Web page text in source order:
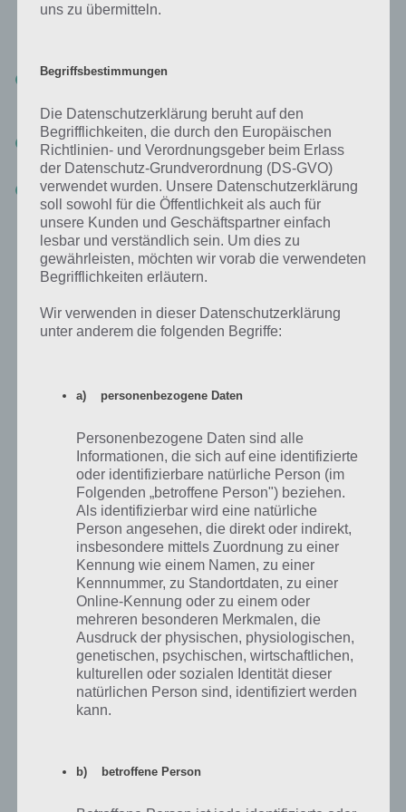
entfernen, sind hierfür Juwelen eine Muss-Investition. Kostet
Dinge beschleunigen: Solltet ihr in der Regel nicht machen, denn
Goldknappheit klagen werdet.
Schriftrollen: Versucht im Angriff ohne diese die feindliche Burg
niederzureißen.
…
Es gibt noch viel mehr Aktivitäten, wofür ihr Klunker in Royal Revolt 2
ausgeben könnt. Aber auch ohne Echtgeld hat man sehr viel Spaß
beim Spielen, es dauert halt eben nur länger.
Royal Revolt 2: So kommst du kostenlos
Kommen wir nun zum Punkt, wie man kostenlos an Juwelen
diese ausgeben kann, aber leider nur eine begrenzte Anzahl, um an
diese kostenlos zu gelangen. Im Grunde müsst ihr zum In App Kauf
greifen, denn ohne werdet ihr nur wenig Juwelen kostenlos kassieren
Durch das Tutorial von Royal Revolt 2
Zum Start des Tutorial werden euch 50 Klunker gutgeschrieben.
Diese sollt ihr im Tutorial dafür verwenden alles zu beschleunigen,
denn bereits hier dauert es teilweise 10 Minuten und man kann nur
eine Arbeit gleichzeitig verrichten, da man sich an das Tutorial von
Royal Revolt 2 halten muss. Wer sich trotzdem zusammenreißen
kann, hat 50 Juwelen gespart.
Weitere 200 Juwelen gibt es nach Beendigung des Tutorial, welche
uns zu übermitteln.
Begriffsbestimmungen
Die Datenschutzerklärung beruht auf den
Begrifflichkeiten, die durch den Europäischen
Richtlinien- und Verordnungsgeber beim Erlass
der Datenschutz-Grundverordnung (DS-GVO)
verwendet wurden. Unsere Datenschutzerklärung
soll sowohl für die Öffentlichkeit als auch für
unsere Kunden und Geschäftspartner einfach
lesbar und verständlich sein. Um dies zu
gewährleisten, möchten wir vorab die verwendeten
Begrifflichkeiten erläutern.
Wir verwenden in dieser Datenschutzerklärung
unter anderem die folgenden Begriffe:
a) personenbezogene Daten
Personenbezogene Daten sind alle
Informationen, die sich auf eine identifizierte
oder identifizierbare natürliche Person (im
Folgenden „betroffene Person") beziehen.
Als identifizierbar wird eine natürliche
Person angesehen, die direkt oder indirekt,
insbesondere mittels Zuordnung zu einer
Kennung wie einem Namen, zu einer
Kennnummer, zu Standortdaten, zu einer
Online-Kennung oder zu einem oder
mehreren besonderen Merkmalen, die
Ausdruck der physischen, physiologischen,
genetischen, psychischen, wirtschaftlichen,
kulturellen oder sozialen Identität dieser
natürlichen Person sind, identifiziert werden
kann.
b) betroffene Person